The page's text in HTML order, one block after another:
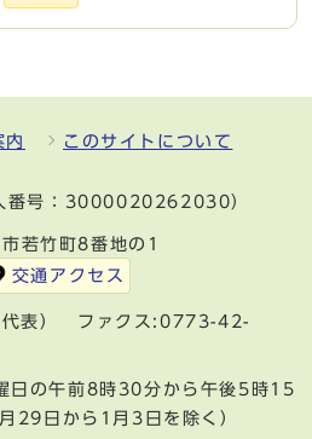
内 このサイトについて
番号：3000020262030）
若竹町8番地の1
交通アクセス
代表） ファクス:0773-42-
日の午前8時30分から午後5時15
29日から1月3日を除く）